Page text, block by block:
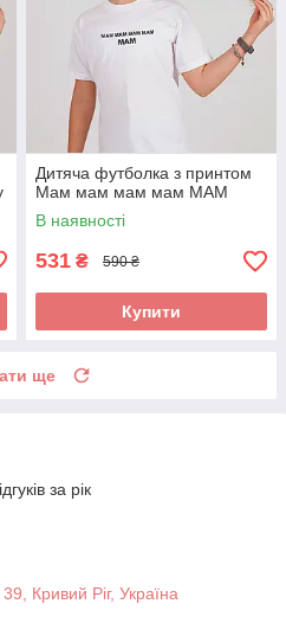
Дитяча футболка з принтом
Мам мам мам мам МАМ
В наявності
531 ₴ 590 ₴
Купити
ще
за рік
Кривий Ріг, Україна